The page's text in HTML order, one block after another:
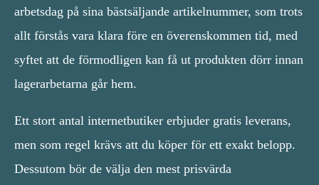
arbetsdag på sina bästsäljande artikelnummer, som trots
allt förstås vara klara före en överenskommen tid, med
syftet att de förmodligen kan få ut produkten dörr innan
lagerarbetarna går hem.
Ett stort antal internetbutiker erbjuder gratis leverans,
men som regel krävs att du köper för ett exakt belopp.
Dessutom bör de välja den mest prisvärda